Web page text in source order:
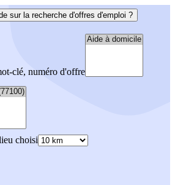
sur la recherche d'offres d'emploi ?
clé, numéro d'offre
choisi